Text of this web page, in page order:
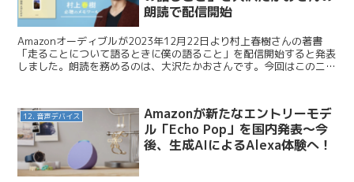
朗読で配信開始
Amazonオーディブルが2023年12月22日より村上春樹さんの著書
「走ることについて語るときに僕の語ること」を配信開始すると発表
しました。朗読を務めるのは、大沢たかおさんです。今回はこのニュ
12. 音声デバイス
Amazonが新たなエントリーモデ
ル「Echo Pop」を国内発表〜今
後、生成AIによるAlexa体験へ！